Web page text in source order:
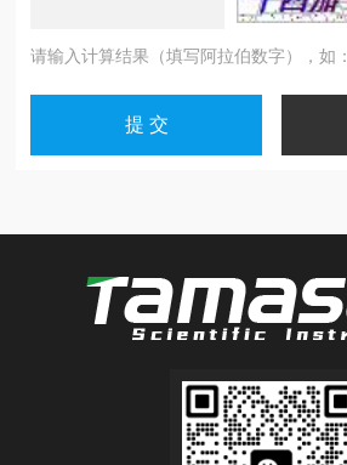
请输入计算结果（填写阿拉伯数字），如